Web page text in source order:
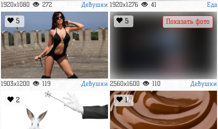
1920x1080 272 Девушки 1920x1276 41 Еда
5
1903x1200 119 Девушки
5
2560x1600 110 Девушки
Показать фото
2 1